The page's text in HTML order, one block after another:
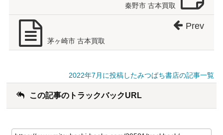
秦野市 古本買取
茅ヶ崎市 古本買取
Prev
2022年7月に投稿したみつばち書店の記事一覧
この記事のトラックバックURL